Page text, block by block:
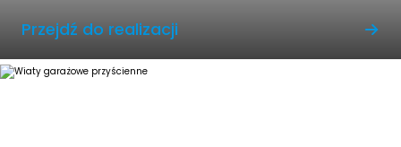
Przejdź do realizacji